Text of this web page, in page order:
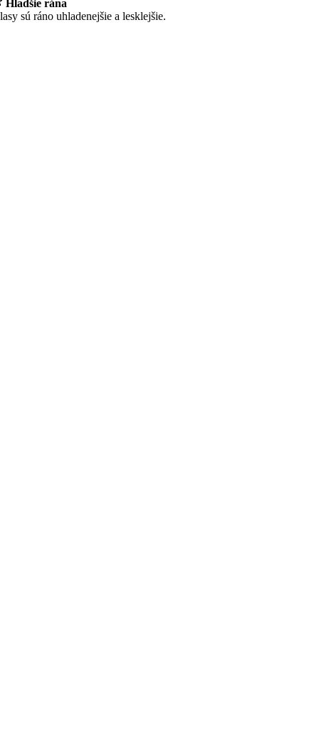
Hladšie rána
sú ráno uhladenejšie a lesklejšie.